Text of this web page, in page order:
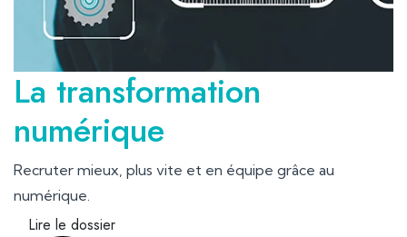
La transformation
numérique
Recruter mieux, plus vite et en équipe grâce au
numérique.
Lire le dossier